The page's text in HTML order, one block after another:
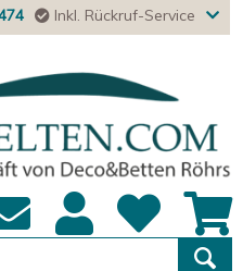
Inkl. Rückruf-Service